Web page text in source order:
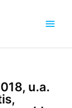
u.a.